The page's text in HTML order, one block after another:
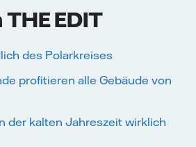
EDIT
des Polarkreises
profitieren alle Gebäude von
der kalten Jahreszeit wirklich